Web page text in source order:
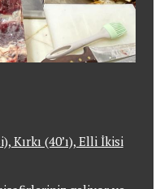
Kırkı (40’ı), Elli İkisi